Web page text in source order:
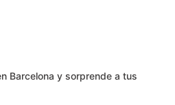
Barcelona y sorprende a tus